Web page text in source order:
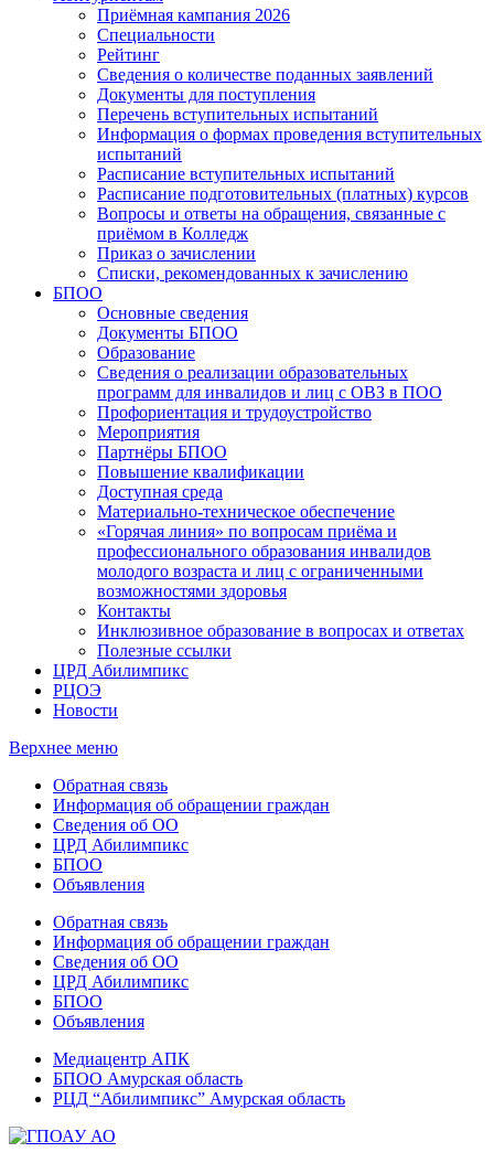
Приёмная кампания 2026
Специальности
Рейтинг
Сведения о количестве поданных заявлений
Документы для поступления
Перечень вступительных испытаний
Информация о формах проведения вступительных
испытаний
Расписание вступительных испытаний
Расписание подготовительных (платных) курсов
Вопросы и ответы на обращения, связанные с
приёмом в Колледж
Приказ о зачислении
Списки, рекомендованных к зачислению
БПОО
Основные сведения
Документы БПОО
Образование
Сведения о реализации образовательных
программ для инвалидов и лиц с ОВЗ в ПОО
Профориентация и трудоустройство
Мероприятия
Партнёры БПОО
Повышение квалификации
Доступная среда
Материально-техническое обеспечение
«Горячая линия» по вопросам приёма и
профессионального образования инвалидов
молодого возраста и лиц с ограниченными
возможностями здоровья
Контакты
Инклюзивное образование в вопросах и ответах
Полезные ссылки
ЦРД Абилимпикс
РЦОЭ
Новости
Верхнее меню
Обратная связь
Информация об обращении граждан
Сведения об ОО
ЦРД Абилимпикс
БПОО
Объявления
Обратная связь
Информация об обращении граждан
Сведения об ОО
ЦРД Абилимпикс
БПОО
Объявления
Медиацентр АПК
БПОО Амурская область
РЦД “Абилимпикс” Амурская область